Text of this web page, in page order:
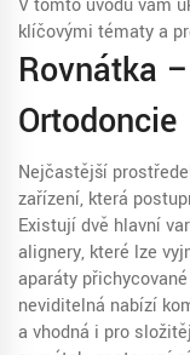
V tomto úvodu vám
klíčovými tématy a
Rovnátka
Ortodoncie
Nejčastější
zařízení, která
Existují dvě hlavní
alignery, které lze
aparáty
neviditelná nabízí
a vhodná i pro